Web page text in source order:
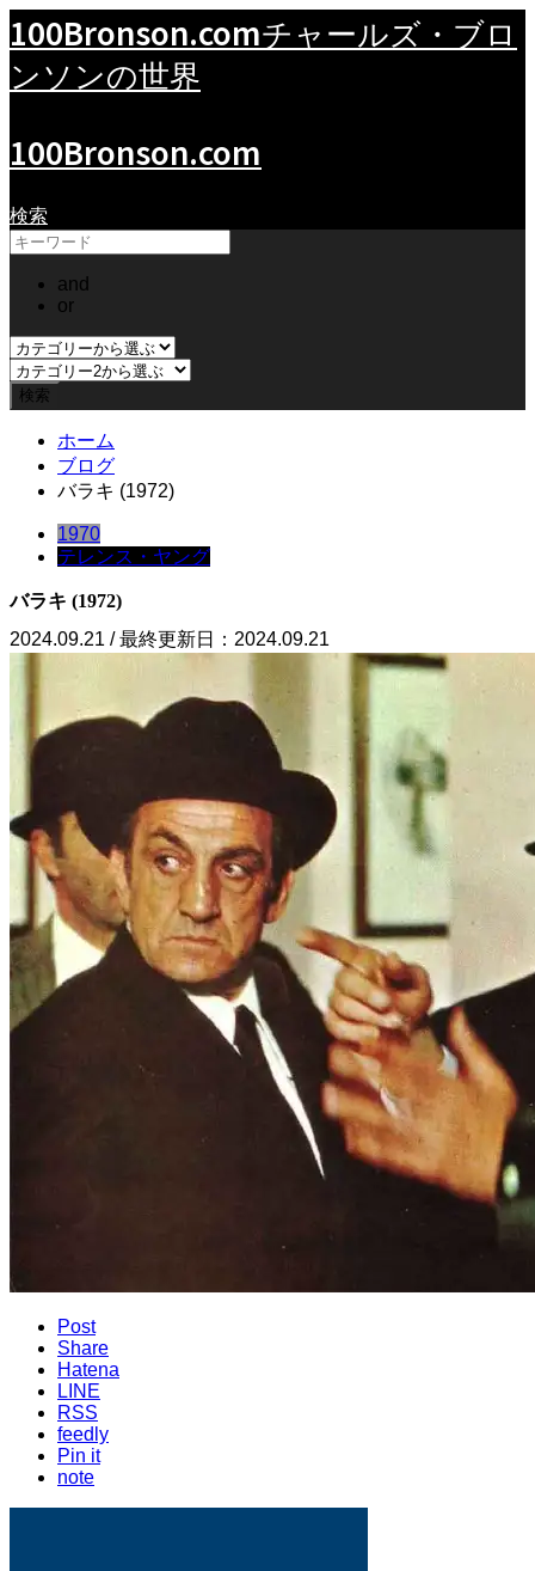
100Bronson.comチャールズ・ブロ
ンソンの世界
100Bronson.com
検索
and
or
ホーム
ブログ
バラキ (1972)
1970
テレンス・ヤング
バラキ (1972)
2024.09.21 / 最終更新日：2024.09.21
Post
Share
Hatena
LINE
RSS
feedly
Pin it
note